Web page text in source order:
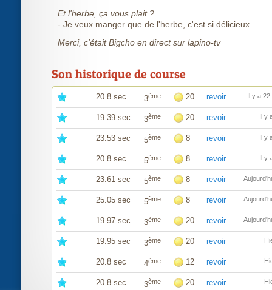
Et l'herbe, ça vous plait ?
- Je veux manger que de l'herbe, c'est si délicieux.
Merci, c'était Bigcho en direct sur lapino-tv
Son historique de course
20.8 sec 3ème 20 revoir Il y a
19.39 sec 3ème 20 revoir Il y
23.53 sec 5ème 8 revoir Il y
20.8 sec 5ème 8 revoir Il y
23.61 sec 5ème 8 revoir
25.05 sec 5ème 8 revoir
19.97 sec 3ème 20 revoir
19.95 sec 3ème 20 revoir
20.8 sec 4ème 12 revoir
20.8 sec 3ème 20 revoir